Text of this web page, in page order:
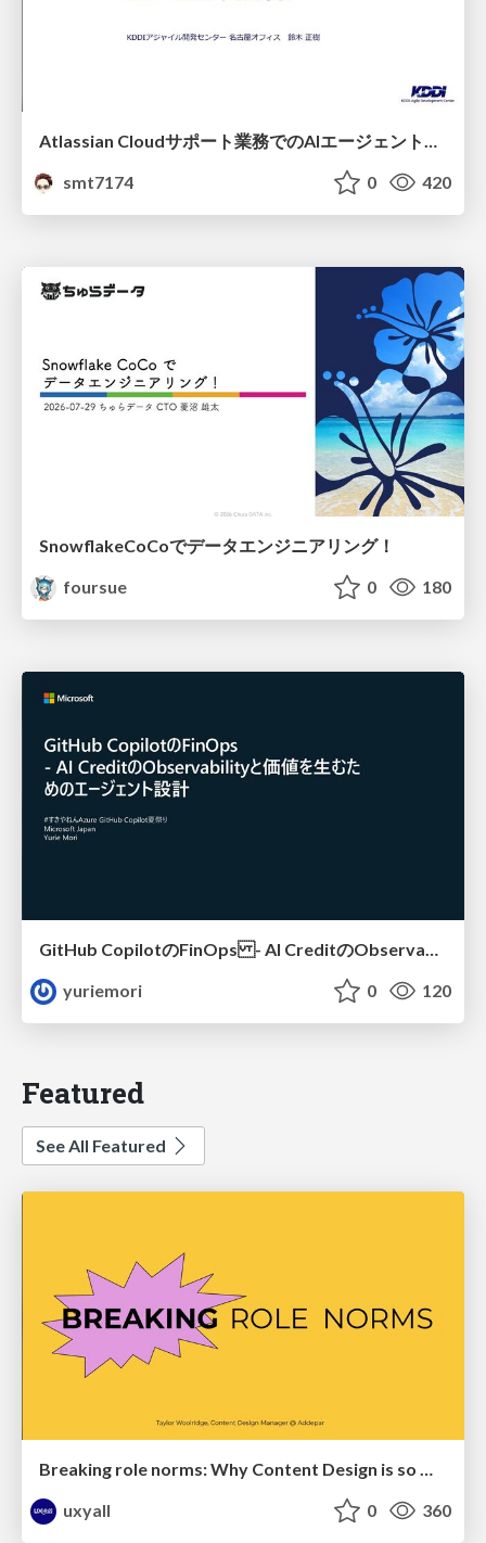
Atlassian Cloudサポート業務でのAIエージェント活用事例
smt7174
0 420
SnowflakeCoCoでデータエンジニアリング！
foursue
0 180
GitHub CopilotのFinOps - AI CreditのObservabilityと価値を生むためのエージェント設計
yuriemori
0 120
Featured
See All Featured
Breaking role norms: Why Content Design is so much more than writing copy - Taylor Woolridge
uxyall
0 360